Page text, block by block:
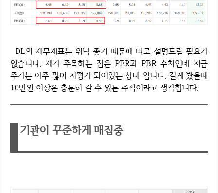
DL의 재무제표는 워낙 좋기 때문에 따로 설명드릴 필요가
없습니다. 제가 주목하는 점은 PER과 PBR 수치인데 지금
주가는 아주 많이 저평가 되어있는 상태 입니다. 길게 봤을때
10만원 이상은 충분히 갈 수 있는 주식이라고 생각합니다.
기관이 꾸준하게 매집중